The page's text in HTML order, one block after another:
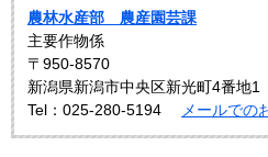
農林水産部 農産園芸課
主要作物係
〒950-8570
新潟県新潟市中央区新光町4番地
Tel：025-280-5194
メールでの